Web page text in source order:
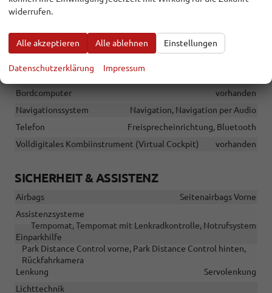
Sitze
Isofix (Kindersitzbefestigung), Sitzheizung
INFOTAINMENT & KOMMUNIKATION
Schnittstelle USB, Android Auto, Apple CarPlay
Bordcomputer
vorhanden
Navigationssystem
Navigation, Navigation per Audio
Telefon
Freisprecheinrichtung, Bluetooth
Volldigitales Kombiinstrument (Virtual Cockpit)
vorhanden
SICHERHEIT & ASSISTENZ
Airbags
Seitenairbags Vorne
Assistenzsysteme
Tempomat, Tempomat mit Lenkradkontrolle, Notrufsystem
Einparkhilfe
Park Distance Control vorne, Park Distance Control hinten,
Rückfahrkamera
Lenkung
Servolenkung
Lichttechnik
widerrufen.
Alle akzeptieren Alle ablehnen Einstellungen
Datenschutzerklärung Impressum